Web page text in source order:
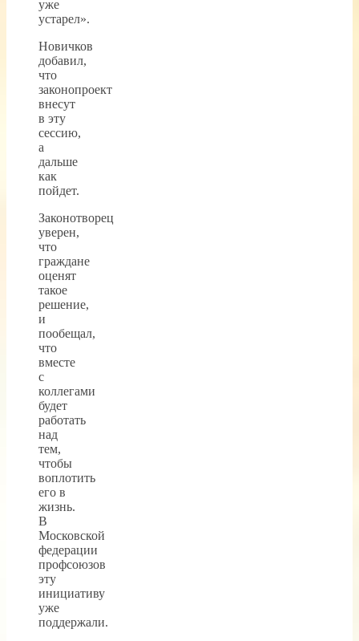
уже
устарел».
Новичков
добавил,
что
законопроект
внесут
в эту
сессию,
а
дальше
как
пойдет.
Законотворец
уверен,
что
граждане
оценят
такое
решение,
и
пообещал,
что
вместе
с
коллегами
будет
работать
над
тем,
чтобы
воплотить
его в
жизнь.
В
Московской
федерации
профсоюзов
эту
инициативу
уже
поддержали.